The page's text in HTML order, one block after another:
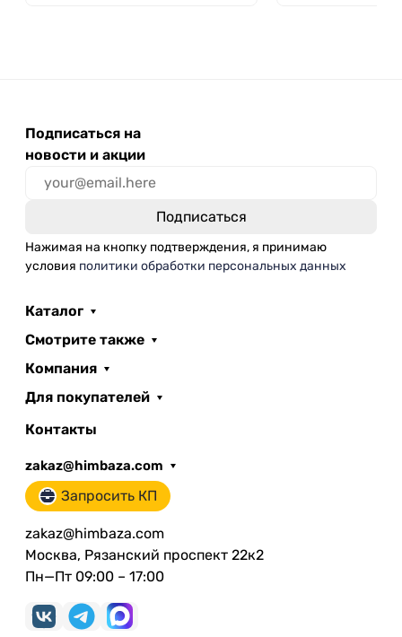
Подписаться на
новости и акции
Нажимая на кнопку подтверждения, я принимаю
условия политики обработки персональных данных
Каталог
Смотрите также
Компания
Для покупателей
Контакты
zakaz@himbaza.com
Запросить КП
zakaz@himbaza.com
Москва, Рязанский проспект 22к2
Пн—Пт 09:00 – 17:00